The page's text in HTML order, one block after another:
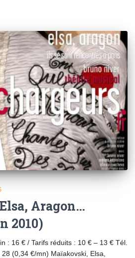
Aragon…
2010)
: 16 € / Tarifs réduits : 10 € – 13 € Tél.
(0,34 €/mn) Maïakovski, Elsa,